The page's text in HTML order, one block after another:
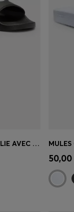
MULES CONFECTIONNÉES EN ITALIE AVEC GRAND LOGO